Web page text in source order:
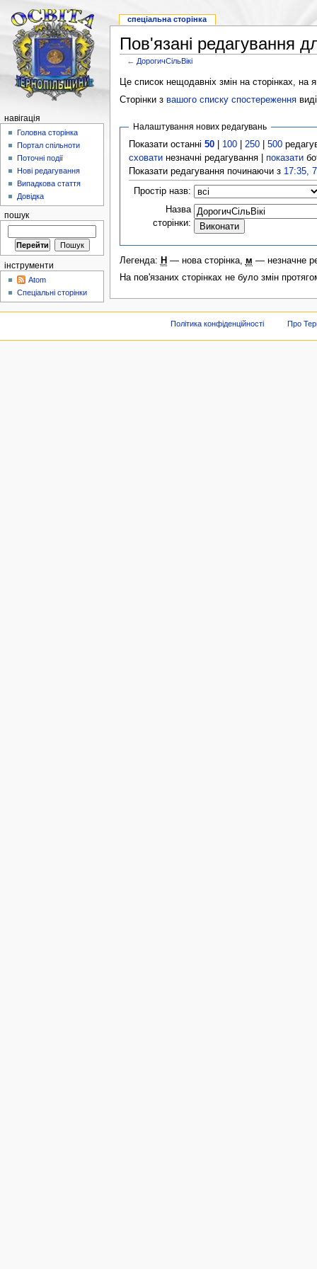
Пов'язані редагування
← ДорогичСільВікі
Це список нещодавніх змін на сторінках, на
Сторінки з вашого списку спостереження
Налаштування нових редагувань
Показати останні50 100 |250 |500
сховати незначні редагування |показати
Показати редагування починаючи з 17:35,
Простір назв:
Назва
сторінки:
Легенда: Н — нова сторінка, м — незначне
На пов'язаних сторінках не було змін
спеціальна сторінка
навігація
Головна сторінка
Портал спільноти
Поточні події
Нові редагування
Випадкова стаття
Довідка
пошук
інструменти
Atom
Спеціальні сторінки
Політика конфіденційності Про